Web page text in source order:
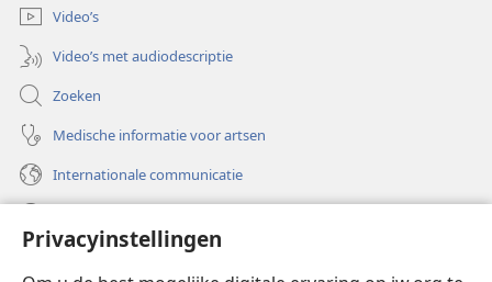
Privacyinstellingen
Video’s
Video’s met audiodescriptie
Zoeken
Medische informatie voor artsen
Internationale communicatie